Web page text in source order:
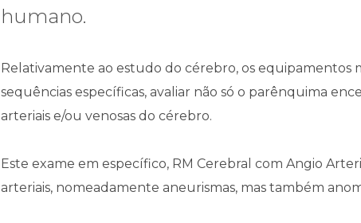
humano.
Relativamente ao estudo do cérebro, os equipamentos
sequências específicas, avaliar não só o parênquima
arteriais e/ou venosas do cérebro.
Este exame em específico, RM Cerebral com Angio
arteriais, nomeadamente aneurismas, mas também